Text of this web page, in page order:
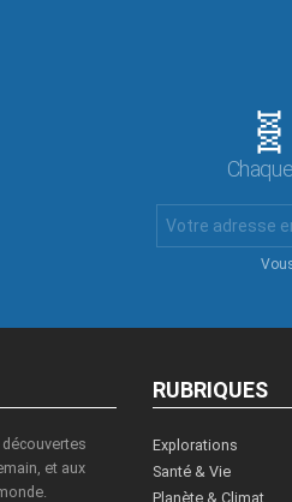
Email
:
et aux
RUBRIQUES
Explorations
Santé & Vie
Planète & Climat